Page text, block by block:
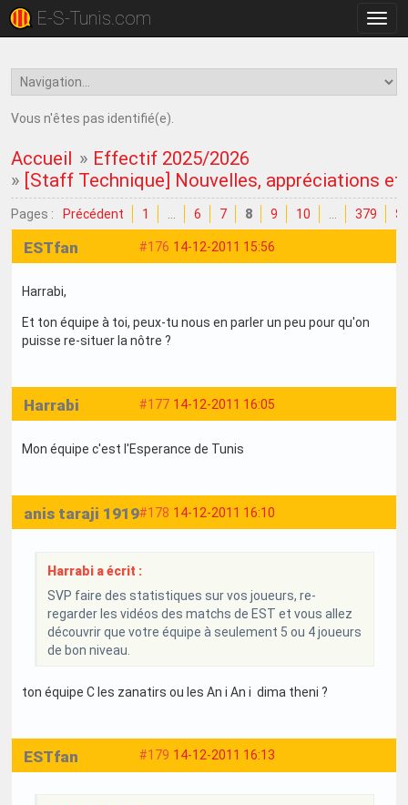
la
E-S-Tunis.com
Vous n'êtes pas identifié(e).
Accueil » Effectif 2025/2026
» [Staff Technique] Nouvelles, appréciations et
Pages : Précédent 1 6 7 8 9 10 379
#176 14-12-2011 15:56
ESTfan
Harrabi,
Et ton équipe à toi, peux-tu nous en parler un peu pour qu'on
puisse re-situer la nôtre ?
#177 14-12-2011 16:05
Harrabi
Mon équipe c'est l'Esperance de Tunis
#178 14-12-2011 16:10
anis taraji 1919
Harrabi a écrit :
SVP faire des statistiques sur vos joueurs, re-
regarder les vidéos des matchs de EST et vous allez
découvrir que votre équipe à seulement 5 ou 4 joueurs
de bon niveau.
ton équipe C les zanatirs ou les An i An i dima theni ?
#179 14-12-2011 16:13
ESTfan